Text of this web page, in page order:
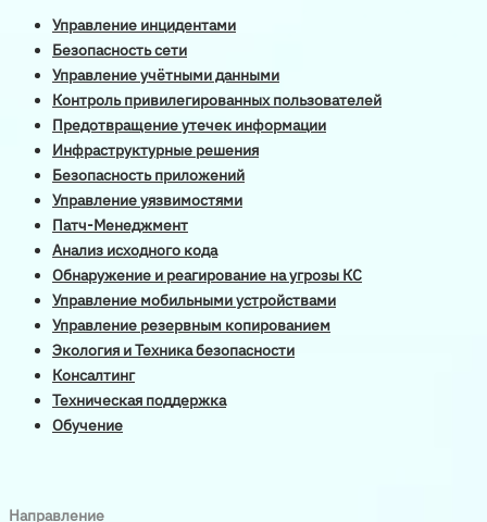
Управление инцидентами
Безопасность сети
Управление учётными данными
Контроль привилегированных пользователей
Предотвращение утечек информации
Инфраструктурные решения
Безопасность приложений
Управление уязвимостями
Патч-Менеджмент
Анализ исходного кода
Обнаружение и реагирование на угрозы КС
Управление мобильными устройствами
Управление резервным копированием
Экология и Техника безопасности
Консалтинг
Техническая поддержка
Обучение
Направление